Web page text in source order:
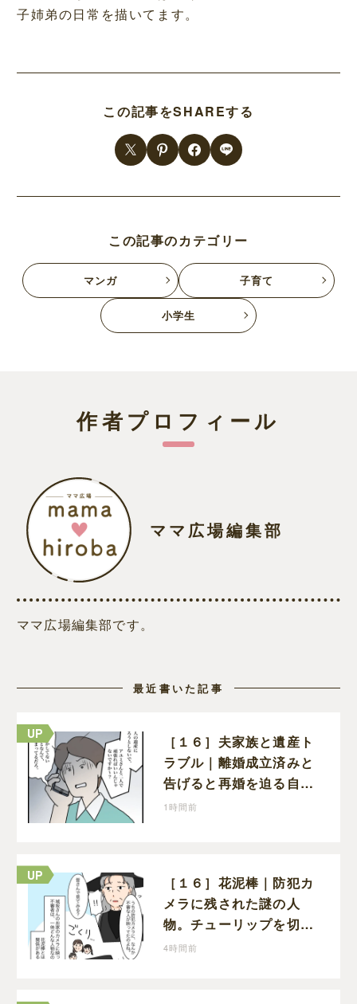
子姉弟の日常を描いてます。
この記事をSHAREする
この記事のカテゴリー
マンガ 子育て
小学生
作者プロフィール
ママ広場編集部
ママ広場編集部です。
最近書いた記事
［１６］夫家族と遺産ト
ラブル｜離婚成立済みと
告げると再婚を迫る自分
のことしか考えない元夫
1時間前
［１６］花泥棒｜防犯カ
メラに残された謎の人
物。チューリップを切っ
た犯人につながる証拠に
4時間前